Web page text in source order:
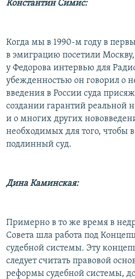
Константин Симис:
Когда мы в 1990-м году в
в эмиграцию посетили Москву,
у Федорова интервью для
убежденностью он говорил о
введения в России суда
создании гарантий реальной
и о многих других
необходимых для того, чтобы
подлинный суд.
Дина Каминская:
Примерно в то же время в
Совета шла работа под
судебной системы. Эту
следует считать правовой
реформы судебной системы,